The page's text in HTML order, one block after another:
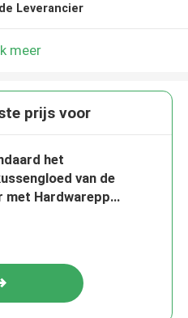
Leverancier
meer
prijs voor
het
van de
met Hardwarepp